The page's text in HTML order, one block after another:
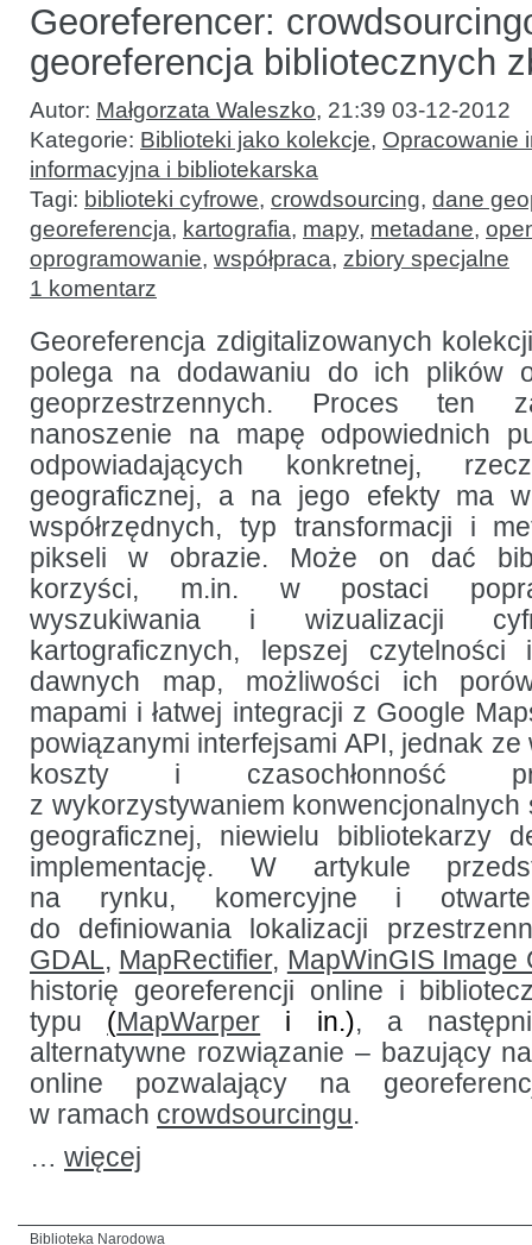
Georeferencer:
georeferencja bibliotecznych
Autor: Małgorzata Waleszko, 21:39 03-12-2012
Kategorie: Biblioteki jako kolekcje, Opracowanie
informacyjna i bibliotekarska
Tagi: biblioteki cyfrowe, crowdsourcing, dane
georeferencja, kartografia, mapy, metadane,
oprogramowanie, współpraca, zbiory specjalne
1 komentarz
Georeferencja zdigitalizowanych
polega na dodawaniu do ich plików
geoprzestrzennych. Proces ten
nanoszenie na mapę odpowiednich
odpowiadających konkretnej,
geograficznej, a na jego efekty ma
współrzędnych, typ transformacji i
pikseli w obrazie. Może on dać
korzyści, m.in. w postaci
wyszukiwania i wizualizacji
kartograficznych, lepszej
dawnych map, możliwości ich
mapami i łatwej integracji z Google
powiązanymi interfejsami API, jednak
koszty i czasochłonność
z wykorzystywaniem konwencjonalnych
geograficznej, niewielu bibliotekarzy
implementację. W artykule
na rynku, komercyjne i otwarte
do definiowania lokalizacji
GDAL, MapRectifier, MapWinGIS Image
historię georeferencji online i
typu (MapWarper i in.), a
alternatywne rozwiązanie – bazujący
online pozwalający na
w ramach crowdsourcingu.
… więcej
Biblioteka Narodowa